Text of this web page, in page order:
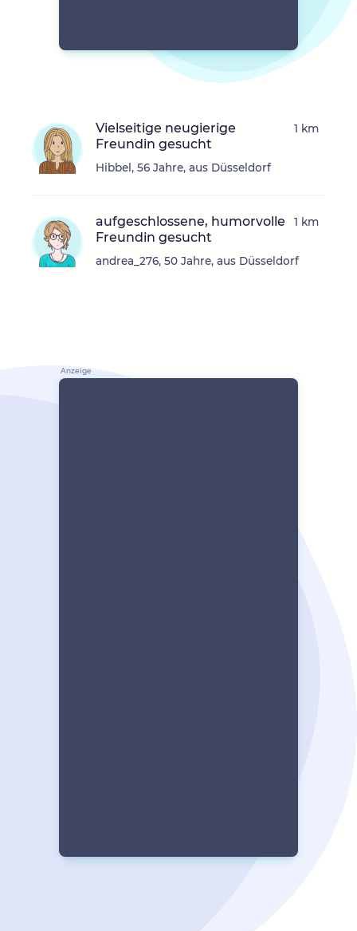
Vielseitige neugierige
Freundin gesucht
Hibbel, 56 Jahre, aus Düsseldorf
1 km
aufgeschlossene, humorvolle
Freundin gesucht
andrea_276, 50 Jahre, aus Düsseldorf
1 km